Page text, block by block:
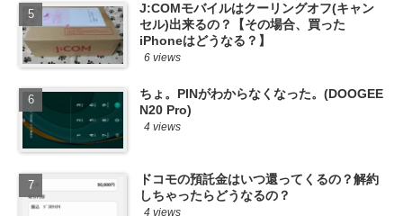
J:COMモバイルはクーリングオフ(キャン
セル)出来るの？【その場合、買った
iPhoneはどうなる？】
6 views
ちょ。PINがわからなくなった。(DOOGEE
N20 Pro)
4 views
ドコモの預託金はいつ還ってくるの？解約
しちゃったらどうなるの？
4 views